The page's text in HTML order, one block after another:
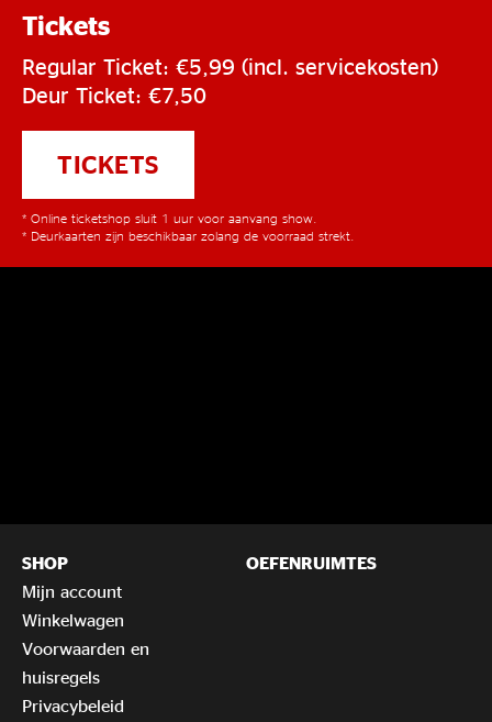
Tickets
Regular Ticket: €5,99 (incl. servicekosten)
Deur Ticket: €7,50
TICKETS
* Online ticketshop sluit 1 uur voor aanvang show.
* Deurkaarten zijn beschikbaar zolang de voorraad strekt.
SHOP
Mijn account
Winkelwagen
Voorwaarden en
huisregels
Privacybeleid
OEFENRUIMTES